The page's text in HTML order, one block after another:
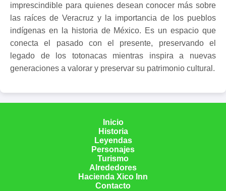
imprescindible para quienes desean conocer más sobre
las raíces de Veracruz y la importancia de los pueblos
indígenas en la historia de México. Es un espacio que
conecta el pasado con el presente, preservando el
legado de los totonacas mientras inspira a nuevas
generaciones a valorar y preservar su patrimonio cultural.
Inicio
Historia
Leyendas
Personajes
Turismo
Alrededores
Hacienda Xico Inn
Contacto